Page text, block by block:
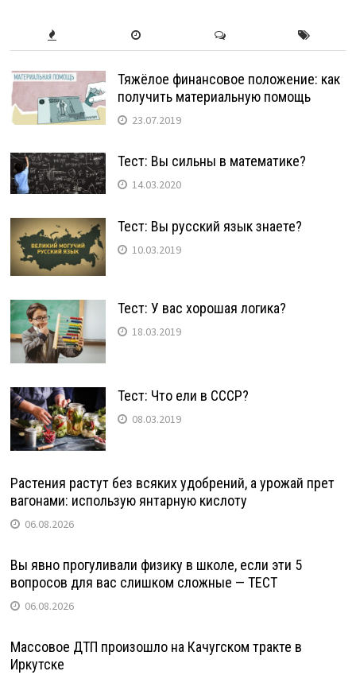
Тяжёлое финансовое положение: как
получить материальную помощь
23.07.2019
Тест: Вы сильны в математике?
14.03.2020
Тест: Вы русский язык знаете?
10.03.2019
Тест: У вас хорошая логика?
18.03.2019
Тест: Что ели в СССР?
08.03.2019
Растения растут без всяких удобрений, а урожай прет
вагонами: использую янтарную кислоту
06.08.2026
Вы явно прогуливали физику в школе, если эти 5
вопросов для вас слишком сложные — ТЕСТ
06.08.2026
Массовое ДТП произошло на Качугском тракте в
Иркутске